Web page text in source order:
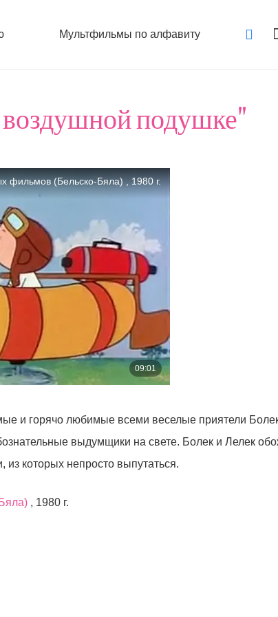
Мультфильмы по алфавиту
подушке"
и горячо любимые всеми веселые приятели Болек
выдумщики на свете. Болек и Лелек
которых непросто выпутаться.
, 1980 г.